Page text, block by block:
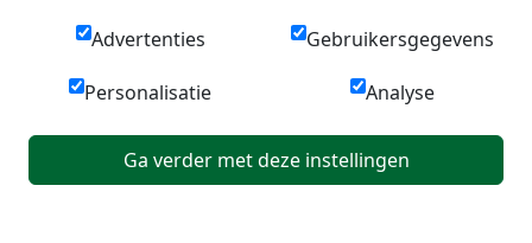
Advertenties Gebruikersgegevens
Personalisatie Analyse
Ga verder met deze instellingen